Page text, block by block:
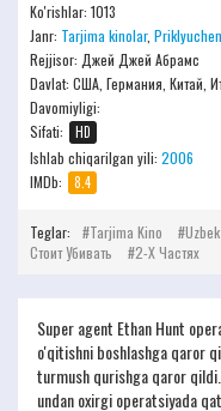
Ko'rishlar: 1013
Janr: Tarjima kinolar,
Rejjisor: Джей Джей Абрамс
Davlat: США, Германия, Китай,
Davomiyligi:
Sifati:
HD
Ishlab chiqarilgan yili: 2006
IMDb:
8.4
Teglar: Tarjima Kino
Стоит Убивать
2-Х Частях
Super agent Ethan Hunt
o'qitishni boshlashga qaror
turmush qurishga qaror
undan oxirgi operatsiyada